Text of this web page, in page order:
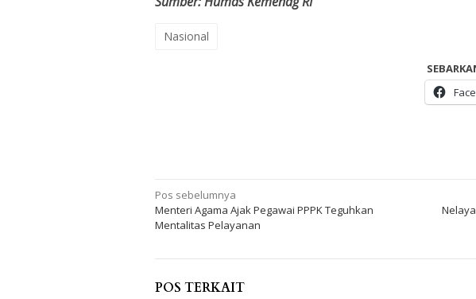
Nasional
Navigasi
pos
Pos sebelumnya
Menteri Agama Ajak Pegawai PPPK Teguhkan
Mentalitas Pelayanan
POS TERKAIT